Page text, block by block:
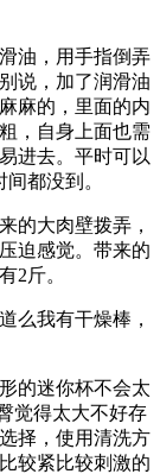
油，用手指倒弄
说，加了润滑油
麻的，里面的内
，自身上面也需
进去。平时可以
都没到。
的大肉壁拨弄，
迫感觉。带来的
2斤。
么我有干燥棒，
的迷你杯不会太
觉得太大不好存
择，使用清洗方
较紧比较刺激的